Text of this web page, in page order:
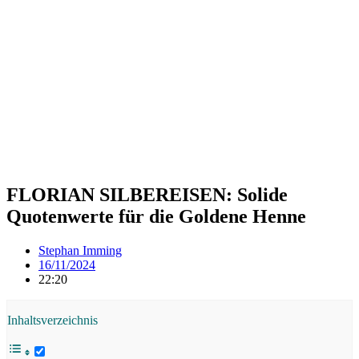
FLORIAN SILBEREISEN: Solide
Quotenwerte für die Goldene Henne
Stephan Imming
16/11/2024
22:20
Inhaltsverzeichnis